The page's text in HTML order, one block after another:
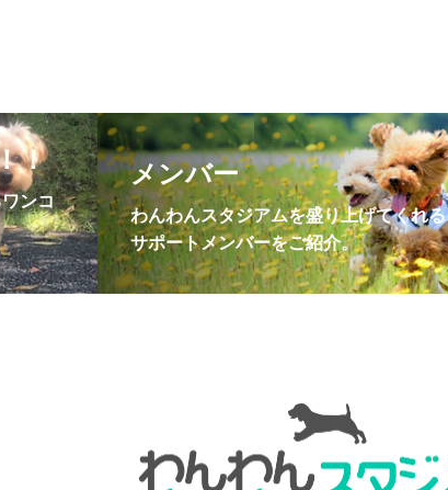
！
ンコ
メンバー
わんわんスタジアムを盛り上げてくれる
サポートメンバーをご紹介。